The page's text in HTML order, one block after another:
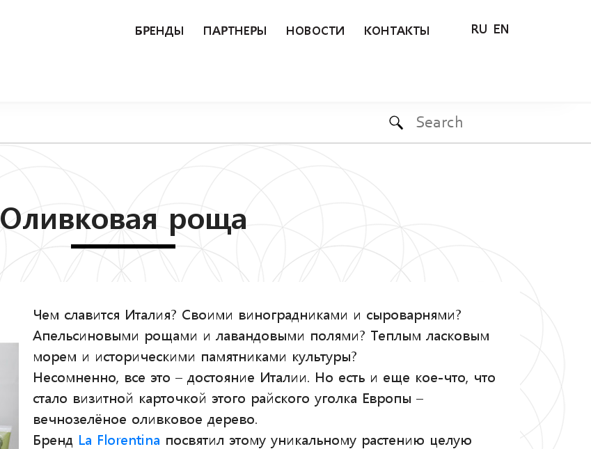
БРЕНДЫ ПАРТНЕРЫ НОВОСТИ КОНТАКТЫ RU EN
Оливковая роща
Чем славится Италия? Своими виноградниками и сыроварнями?
Апельсиновыми рощами и лавандовыми полями? Теплым ласковым
морем и историческими памятниками культуры?
Несомненно, все это – достояние Италии. Но есть и еще кое-что, что
стало визитной карточкой этого райского уголка Европы –
вечнозелёное оливковое дерево.
Бренд La Florentina посвятил этому уникальному растению целую